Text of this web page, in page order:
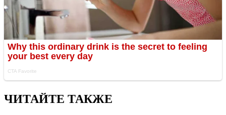
ЧИТАЙТЕ ТАКЖЕ